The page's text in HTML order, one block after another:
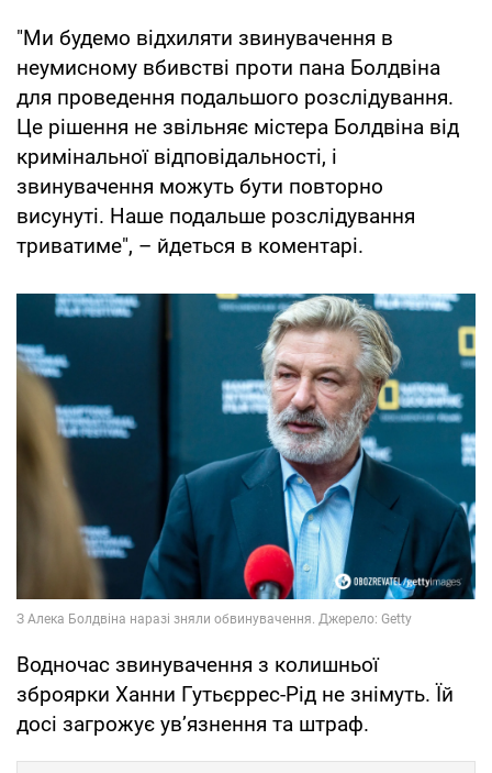
"Ми будемо відхиляти звинувачення в
неумисному вбивстві проти пана Болдвіна
для проведення подальшого розслідування.
Це рішення не звільняє містера Болдвіна від
кримінальної відповідальності, і
звинувачення можуть бути повторно
висунуті. Наше подальше розслідування
триватиме", – йдеться в коментарі.
Водночас звинувачення з колишньої
зброярки Ханни Гутьєррес-Рід не знімуть. Їй
досі загрожує увʼязнення та штраф.